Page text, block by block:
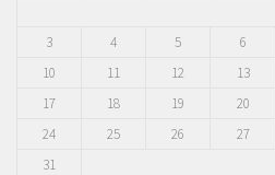
3
4 5 6
10
11 12 13
17
18 19 20
24
25 26 27
31